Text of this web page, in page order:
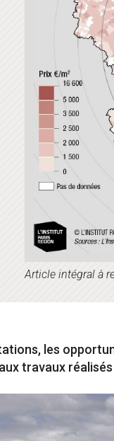
Article intégral à
les
travaux